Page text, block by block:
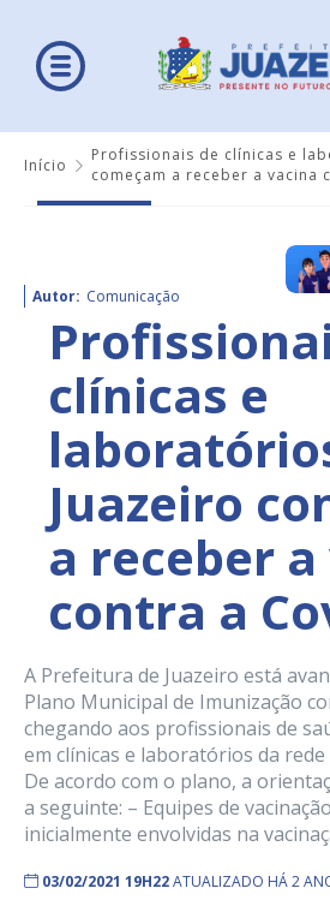
Início
Profissionais de clínicas e
começam a receber a vacina
Autor: Comunicação
clínicas e
Juazeiro
a receber
contra a
A Prefeitura de Juazeiro está
Plano Municipal de Imunização
chegando aos profissionais de
em clínicas e laboratórios da
De acordo com o plano, a
a seguinte: – Equipes de
inicialmente envolvidas na
03/02/2021 19H22ATUALIZADO HÁ 2